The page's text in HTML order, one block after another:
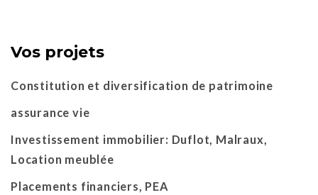
Vos projets
Constitution et diversification de patrimoine
assurance vie
Investissement immobilier: Duflot, Malraux,
Location meublée
Placements financiers, PEA